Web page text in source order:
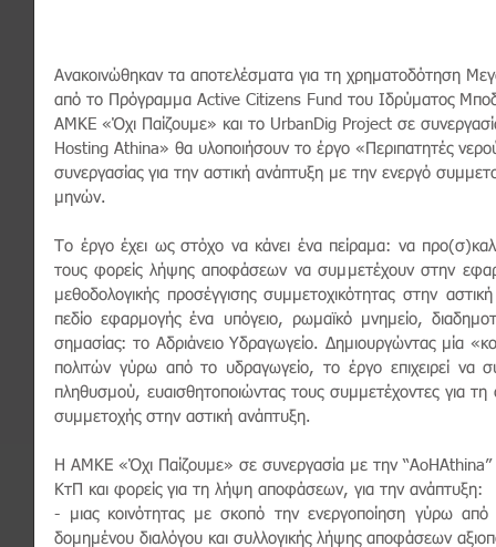
Ανακοινώθηκαν τα αποτελέσματα για τη χρηματοδότηση
από το Πρόγραμμα Active Citizens Fund του Ιδρύματος
AMKE «Όχι Παίζουμε» και το UrbanDig Project σε
Hosting Athina» θα υλοποιήσουν το έργο « Περιπατητές
συνεργασίας για την αστική ανάπτυξη με την ενεργό
μηνών.
Το έργο έχει ως στόχο να κάνει ένα πείραμα: να
τους φορείς λήψης αποφάσεων να συμμετέχουν στην
μεθοδολογικής προσέγγισης συμμετοχικότητας στην
πεδίο εφαρμογής ένα υπόγειο, ρωμαϊκό μνημείο,
σημασίας: το Αδριάνειο Υδραγωγείο. Δημιουργώντας μία
πολιτών γύρω από το υδραγωγείο, το έργο επιχειρεί να
πληθυσμού, ευαισθητοποιώντας τους συμμετέχοντες για
συμμετοχής στην αστική ανάπτυξη.
Η ΑΜΚΕ «Όχι Παίζουμε» σε συνεργασία με την “AoHAthina”
ΚτΠ και φορείς για τη λήψη αποφάσεων, για την ανάπτυξη:
- μιας κοινότητας με σκοπό την ενεργοποίηση γύρω
δομημένου διαλόγου και συλλογικής λήψης αποφάσεων